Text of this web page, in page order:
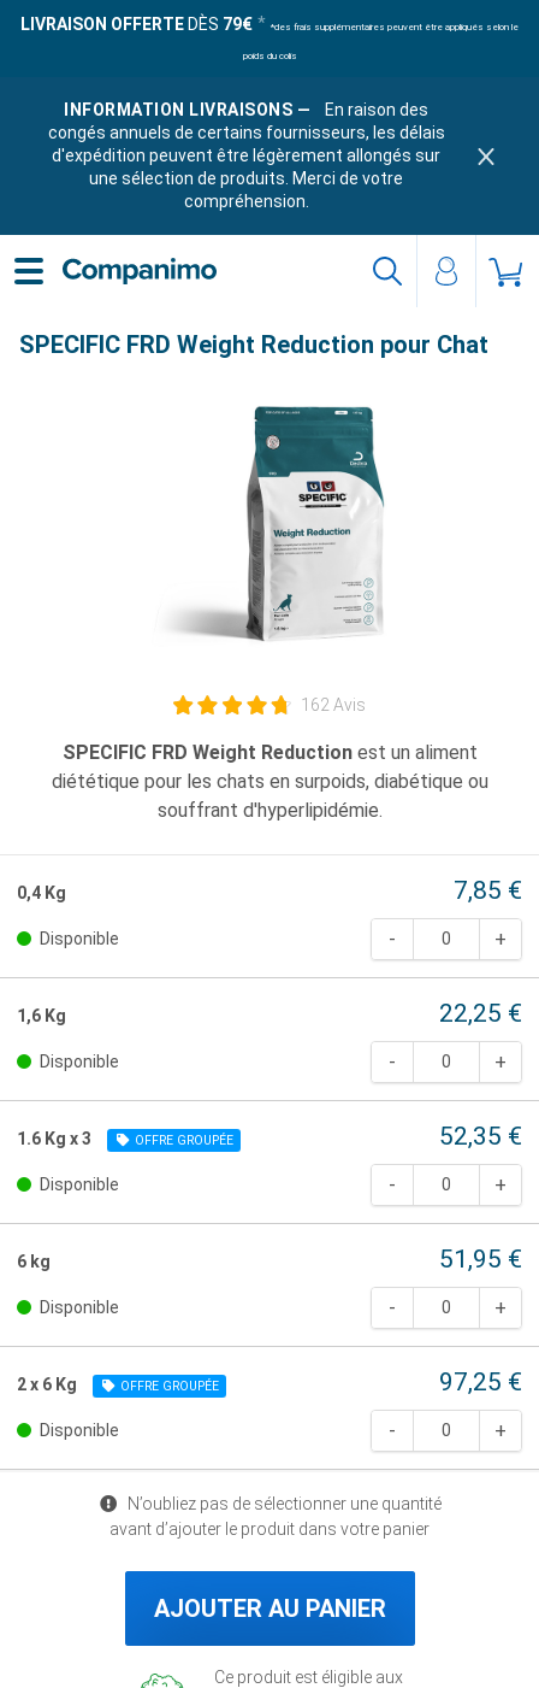
LIVRAISON OFFERTE DÈS 79€ *des frais supplémentaires peuvent être appliqués selon le
poids du colis
INFORMATION LIVRAISONS —
En raison des
congés annuels de certains fournisseurs, les délais
d'expédition peuvent être légèrement allongés sur
une sélection de produits. Merci de votre
compréhension.
SPECIFIC FRD Weight Reduction pour Chat
162 Avis
SPECIFIC FRD Weight Reductionest un aliment
diététique pour les chats en surpoids, diabétique ou
souffrant d'hyperlipidémie.
0,4 Kg 7,85 €
Disponible
1,6 Kg 22,25 €
Disponible
1.6 Kg x 3 OFFRE GROUPÉE 52,35 €
Disponible
6 kg 51,95 €
Disponible
2 x 6 Kg OFFRE GROUPÉE 97,25 €
Disponible
N’oubliez pas de sélectionner une quantité
avant d’ajouter le produit dans votre panier
AJOUTER AU PANIER
Ce produit est éligible aux